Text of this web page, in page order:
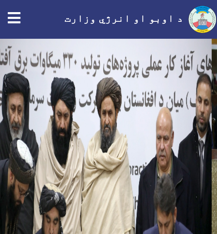
منځپانګه
دانګل
د اوبو او انرژي وزارت